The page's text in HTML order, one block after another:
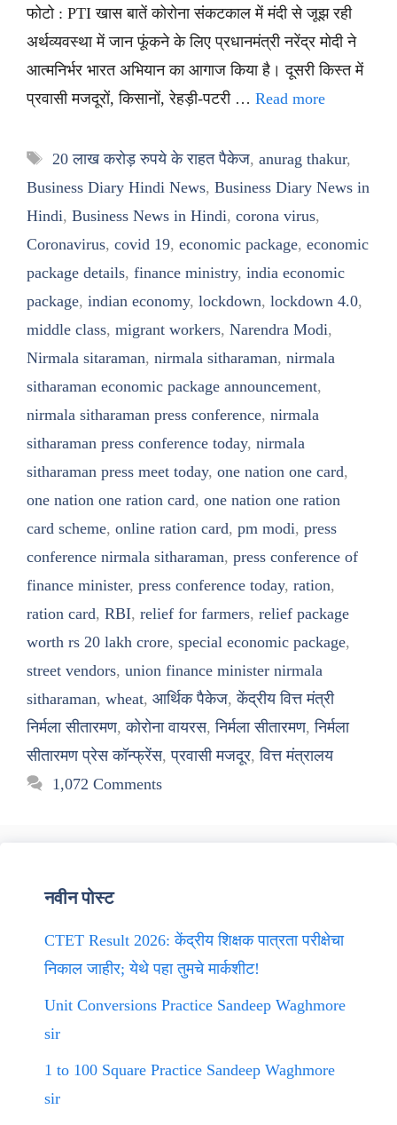
फोटो : PTI खास बातें कोरोना संकटकाल में मंदी से जूझ रही
अर्थव्यवस्था में जान फूंकने के लिए प्रधानमंत्री नरेंद्र मोदी ने
आत्मनिर्भर भारत अभियान का आगाज किया है। दूसरी किस्त में
प्रवासी मजदूरों, किसानों, रेहड़ी-पटरी … Read more
Tags
20 लाख करोड़ रुपये के राहत पैकेज, anurag thakur,
Business Diary Hindi News, Business Diary News in
Hindi, Business News in Hindi, corona virus,
Coronavirus, covid 19, economic package, economic
package details, finance ministry, india economic
package, indian economy, lockdown, lockdown 4.0,
middle class, migrant workers, Narendra Modi,
Nirmala sitaraman, nirmala sitharaman, nirmala
sitharaman economic package announcement,
nirmala sitharaman press conference, nirmala
sitharaman press conference today, nirmala
sitharaman press meet today, one nation one card,
one nation one ration card, one nation one ration
card scheme, online ration card, pm modi, press
conference nirmala sitharaman, press conference of
finance minister, press conference today, ration,
ration card, RBI, relief for farmers, relief package
worth rs 20 lakh crore, special economic package,
street vendors, union finance minister nirmala
sitharaman, wheat, आर्थिक पैकेज,केंद्रीय वित्त मंत्री
निर्मला सीतारमण,कोरोना वायरस,निर्मला सीतारमण,निर्मला
सीतारमण प्रेस कॉन्फ्रेंस,प्रवासी मजदूर,वित्त मंत्रालय
1,072 Comments
नवीन पोस्ट
CTET Result 2026: केंद्रीय शिक्षक पात्रता परीक्षेचा
निकाल जाहीर; येथे पहा तुमचे मार्कशीट!
Unit Conversions Practice Sandeep Waghmore
sir
1 to 100 Square Practice Sandeep Waghmore
sir